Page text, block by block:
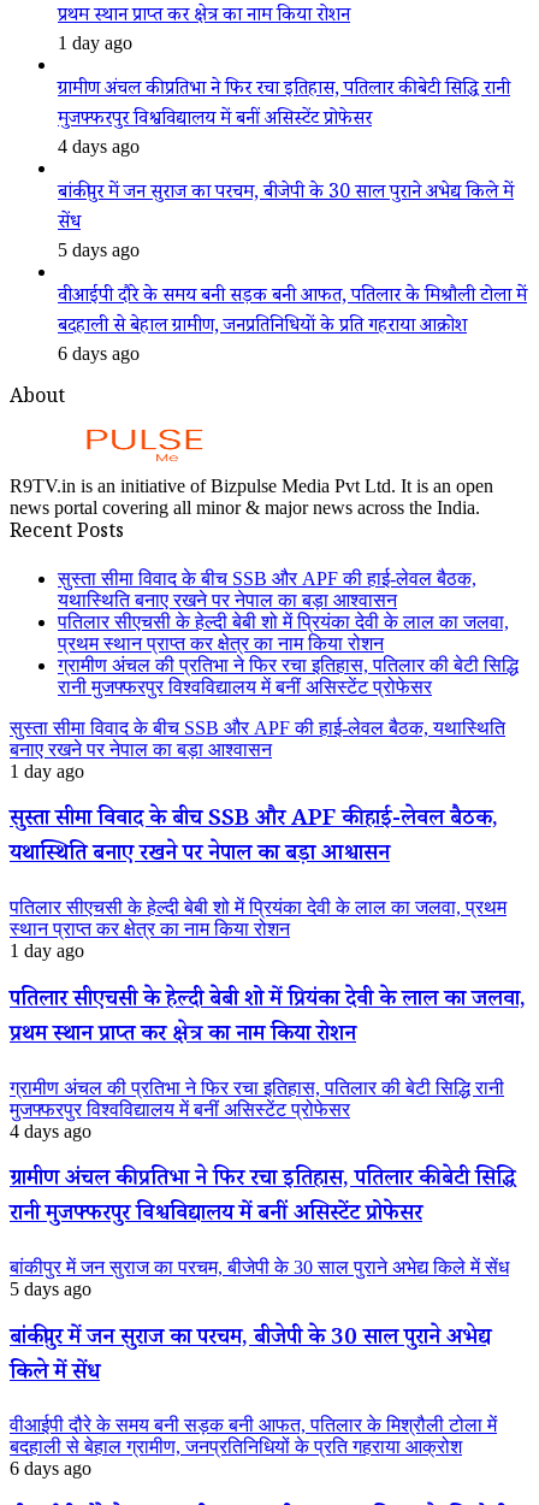
प्रथम स्थान प्राप्त कर क्षेत्र का नाम किया रोशन
1 day ago
ग्रामीण अंचल की प्रतिभा ने फिर रचा इतिहास, पतिलार की बेटी सिद्धि रानी
मुजफ्फरपुर विश्वविद्यालय में बनीं असिस्टेंट प्रोफेसर
4 days ago
बांकीपुर में जन सुराज का परचम, बीजेपी के 30 साल पुराने अभेद्य किले में
सेंध
5 days ago
वीआईपी दौरे के समय बनी सड़क बनी आफत, पतिलार के मिश्रौली टोला में
बदहाली से बेहाल ग्रामीण, जनप्रतिनिधियों के प्रति गहराया आक्रोश
6 days ago
About
R9TV.in is an initiative of Bizpulse Media Pvt Ltd. It is an open
news portal covering all minor & major news across the India.
Recent Posts
सुस्ता सीमा विवाद के बीच SSB और APF की हाई-लेवल बैठक,
यथास्थिति बनाए रखने पर नेपाल का बड़ा आश्वासन
पतिलार सीएचसी के हेल्दी बेबी शो में प्रियंका देवी के लाल का जलवा,
प्रथम स्थान प्राप्त कर क्षेत्र का नाम किया रोशन
ग्रामीण अंचल की प्रतिभा ने फिर रचा इतिहास, पतिलार की बेटी सिद्धि
रानी मुजफ्फरपुर विश्वविद्यालय में बनीं असिस्टेंट प्रोफेसर
सुस्ता सीमा विवाद के बीच SSB और APF की हाई-लेवल बैठक, यथास्थिति
बनाए रखने पर नेपाल का बड़ा आश्वासन
1 day ago
सुस्ता सीमा विवाद के बीच SSB और APF की हाई-लेवल बैठक,
यथास्थिति बनाए रखने पर नेपाल का बड़ा आश्वासन
पतिलार सीएचसी के हेल्दी बेबी शो में प्रियंका देवी के लाल का जलवा, प्रथम
स्थान प्राप्त कर क्षेत्र का नाम किया रोशन
1 day ago
पतिलार सीएचसी के हेल्दी बेबी शो में प्रियंका देवी के लाल का जलवा,
प्रथम स्थान प्राप्त कर क्षेत्र का नाम किया रोशन
ग्रामीण अंचल की प्रतिभा ने फिर रचा इतिहास, पतिलार की बेटी सिद्धि रानी
मुजफ्फरपुर विश्वविद्यालय में बनीं असिस्टेंट प्रोफेसर
4 days ago
ग्रामीण अंचल की प्रतिभा ने फिर रचा इतिहास, पतिलार की बेटी सिद्धि
रानी मुजफ्फरपुर विश्वविद्यालय में बनीं असिस्टेंट प्रोफेसर
बांकीपुर में जन सुराज का परचम, बीजेपी के 30 साल पुराने अभेद्य किले में सेंध
5 days ago
बांकीपुर में जन सुराज का परचम, बीजेपी के 30 साल पुराने अभेद्य
किले में सेंध
वीआईपी दौरे के समय बनी सड़क बनी आफत, पतिलार के मिश्रौली टोला में
बदहाली से बेहाल ग्रामीण, जनप्रतिनिधियों के प्रति गहराया आक्रोश
6 days ago